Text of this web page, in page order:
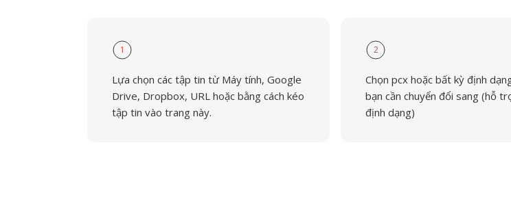
1
Lựa chọn các tập tin từ Máy tính, Google
Drive, Dropbox, URL hoặc bằng cách kéo
tập tin vào trang này.
2
Chọn pcx hoặc bất kỳ định
bạn cần chuyển đổi sang (hỗ
định dạng)